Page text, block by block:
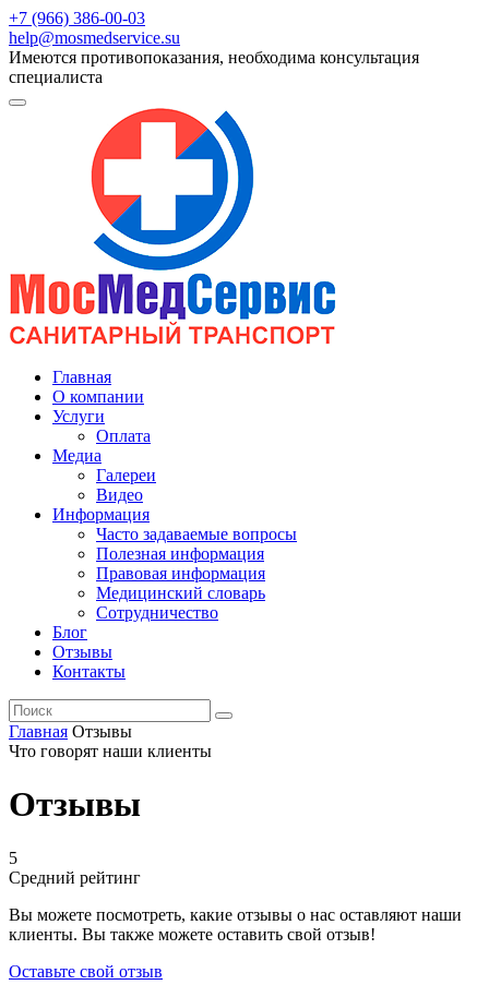
+7 (966) 386-00-03
help@mosmedservice.su
Имеются противопоказания, необходима консультация
специалиста
Главная
О компании
Услуги
Оплата
Медиа
Галереи
Видео
Информация
Часто задаваемые вопросы
Полезная информация
Правовая информация
Медицинский словарь
Сотрудничество
Блог
Отзывы
Контакты
Главная Отзывы
Что говорят наши клиенты
Отзывы
5
Средний рейтинг
Вы можете посмотреть, какие отзывы о нас оставляют наши
клиенты. Вы также можете оставить свой отзыв!
Оставьте свой отзыв